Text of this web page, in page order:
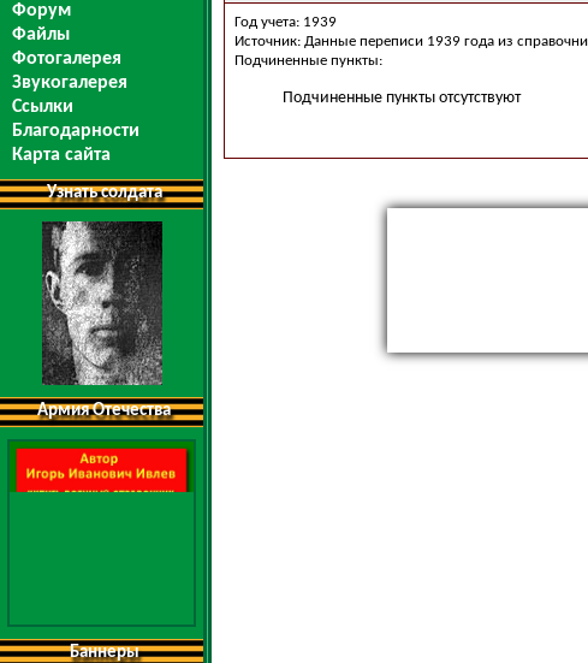
Форум
Файлы
Фотогалерея
Звукогалерея
Ссылки
Благодарности
Карта сайта
Узнать солдата
Армия Отечества
Баннеры
Год учета: 1939
Источник: Данные переписи 1939 года из
Подчиненные пункты:
Подчиненные пункты отсутствуют